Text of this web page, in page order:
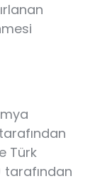
Türk
tarafından